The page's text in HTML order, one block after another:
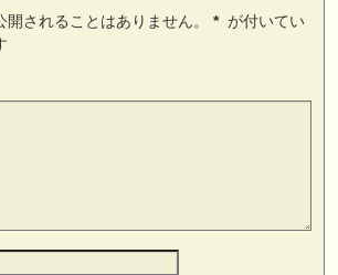
されることはありません。 * が付いてい